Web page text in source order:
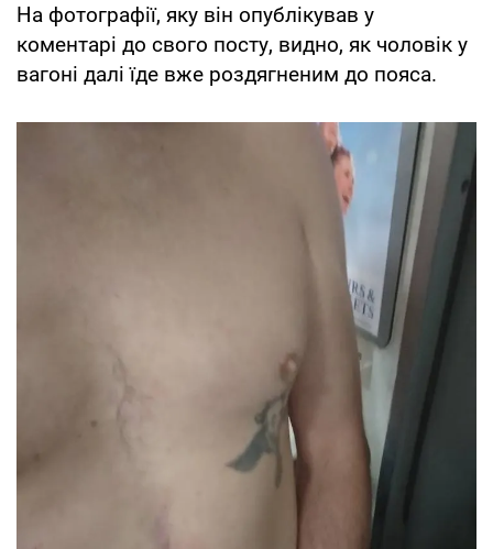
На фотографії, яку він опублікував у
коментарі до свого посту, видно, як чоловік у
вагоні далі їде вже роздягненим до пояса.